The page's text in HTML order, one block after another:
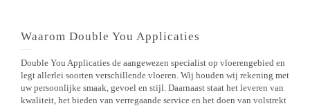
Waarom Double You Applicaties
Double You Applicaties de aangewezen specialist op vloerengebied en
legt allerlei soorten verschillende vloeren. Wij houden wij rekening met
uw persoonlijke smaak, gevoel en stijl. Daarnaast staat het leveren van
kwaliteit, het bieden van verregaande service en het doen van volstrekt